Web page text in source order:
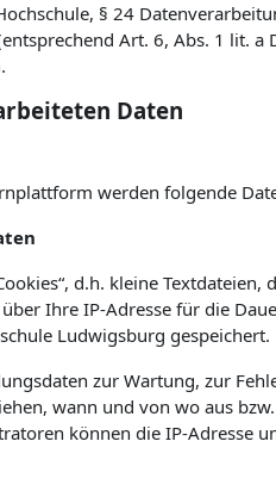
§ 24
Art. 6, Abs. 1 lit.
Daten
werden folgende
d.h. kleine
Ihre IP-Adresse für die
Ludwigsburg gespeichert.
zur Wartung, zur
wann und von wo aus
können die IP-Adresse